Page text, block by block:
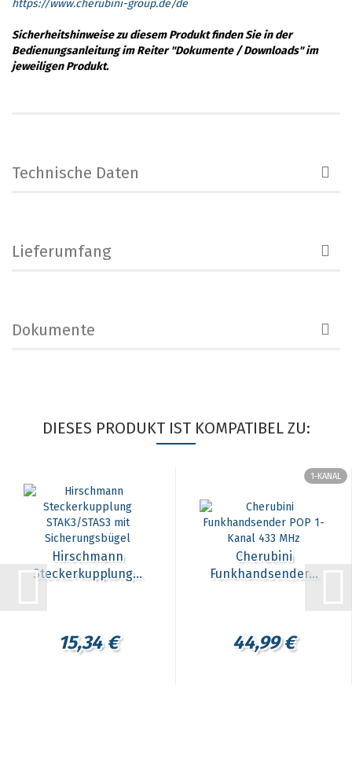
https://www.cherubini-group.de/de
Sicherheitshinweise zu diesem Produkt finden Sie in der
Bedienungsanleitung im Reiter "Dokumente / Downloads" im
jeweiligen Produkt.
Technische Daten
Lieferumfang
Dokumente
DIESES PRODUKT IST KOMPATIBEL ZU:
Hirschmann
Steckerkupplung...
15,34 €
1-KANAL
Cherubini
Funkhandsender...
44,99 €